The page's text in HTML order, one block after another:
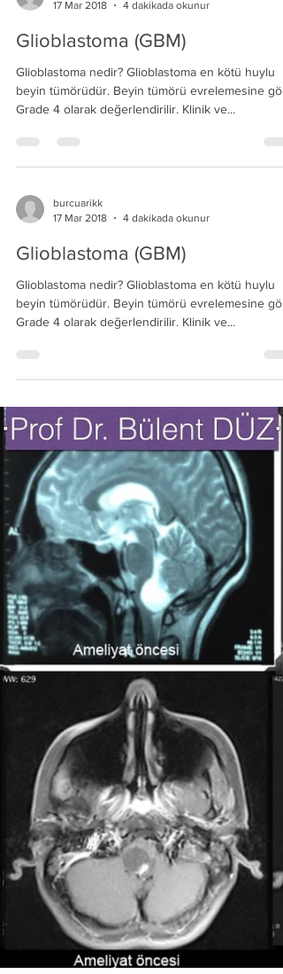
17 Mar 2018
4 dakikada okunur
Glioblastoma (GBM)
Glioblastoma nedir? Glioblastoma en kötü huylu
Grade 4 olarak değerlendirilir. Klinik ve...
17 Mar 2018
4 dakikada okunur
Glioblastoma (GBM)
Glioblastoma nedir? Glioblastoma en kötü huylu
Grade 4 olarak değerlendirilir. Klinik ve...